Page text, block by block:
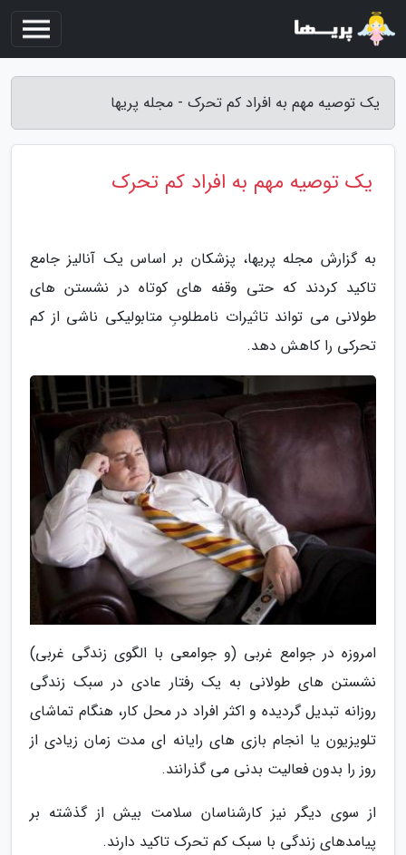
یک توصیه مهم به افراد کم تحرک - مجله پریها
یک توصیه مهم به افراد کم تحرک
به گزارش مجله پریها، پزشکان بر اساس یک آنالیز جامع
تاکید کردند که حتی وقفه های کوتاه در نشستن های
طولانی می تواند تاثیرات نامطلوبِ متابولیکی ناشی از کم
تحرکی را کاهش دهد.
امروزه در جوامع غربی (و جوامعی با الگوی زندگی غربی)
نشستن های طولانی به یک رفتار عادی در سبک زندگی
روزانه تبدیل گردیده و اکثر افراد در محل کار، هنگام تماشای
تلویزیون یا انجام بازی های رایانه ای مدت زمان زیادی از
روز را بدون فعالیت بدنی می گذرانند.
از سوی دیگر نیز کارشناسان سلامت بیش از گذشته بر
پیامدهای زندگی با سبک کم تحرک تاکید دارند.